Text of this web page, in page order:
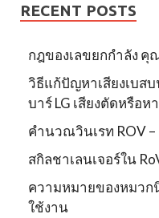
RECENT POSTS
กฎของเลขยกกำลัง คุ
วิธีแก้ปัญหาเสียงเบส
บาร์ LG เสียงตัดหรือห
คำนวณวินเรท ROV –
สกิลชาเลนเจอร์ใน
ความหมายของหมวก
ใช้งาน